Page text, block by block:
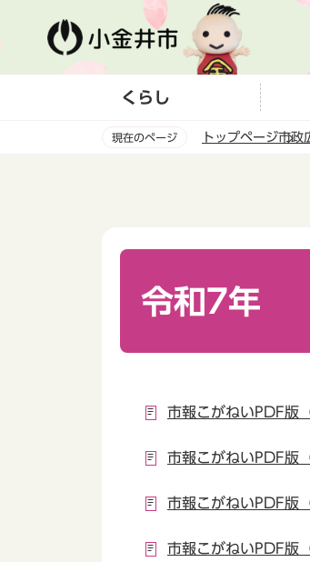
ー
くらし
現在のページ トップページ市政
令和7年
市報こがねいPDF版
市報こがねいPDF版
市報こがねいPDF版
市報こがねいPDF版